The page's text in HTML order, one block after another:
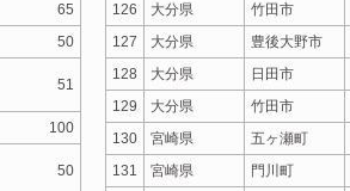
65
50
51
100
50
126
大分県 竹田市
127
大分県 豊後大野市
128
大分県 日田市
129
大分県 竹田市
130
宮崎県 五ヶ瀬町
131
宮崎県 門川町